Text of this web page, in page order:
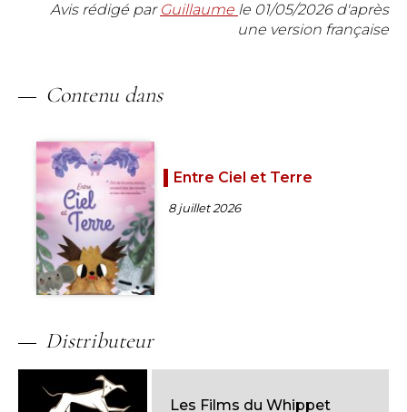
Avis rédigé par Guillaume le 01/05/2026d'après
une version française
Contenu dans
Entre Ciel et Terre
8 juillet 2026
Distributeur
Les Films du Whippet